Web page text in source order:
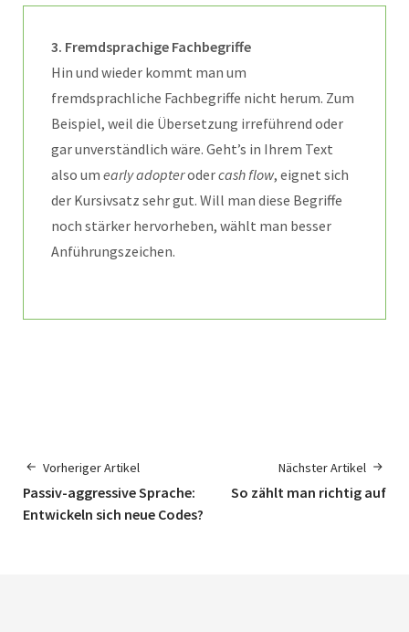
3. Fremdsprachige Fachbegriffe
Hin und wieder kommt man um
fremdsprachliche Fachbegriffe nicht herum. Zum
Beispiel, weil die Übersetzung irreführend oder
gar unverständlich wäre. Geht’s in Ihrem Text
also um early adopterodercash flow, eignet sich
der Kursivsatz sehr gut. Will man diese Begriffe
noch stärker hervorheben, wählt man besser
Anführungszeichen.
Vorheriger Artikel
Passiv-aggressive Sprache:
Entwickeln sich neue Codes?
Nächster Artikel
So zählt man richtig auf